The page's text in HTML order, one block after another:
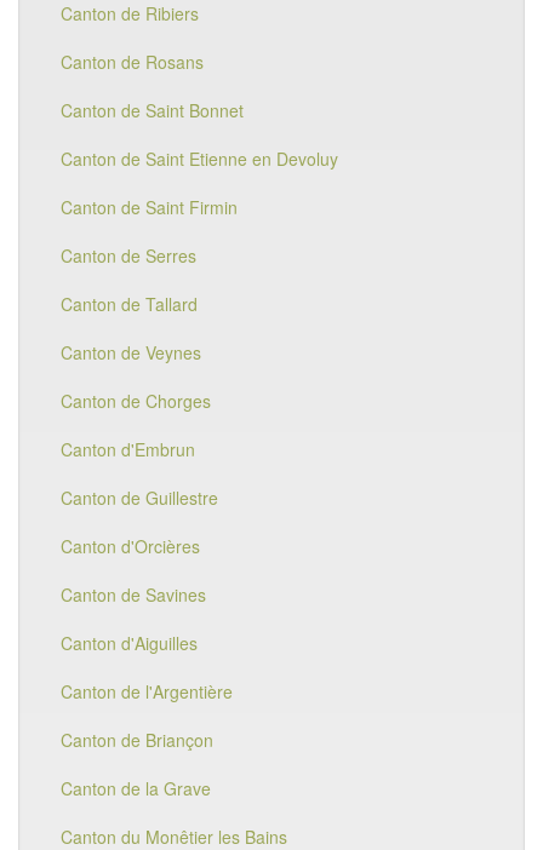
Canton de Ribiers
Canton de Rosans
Canton de Saint Bonnet
Canton de Saint Etienne en Devoluy
Canton de Saint Firmin
Canton de Serres
Canton de Tallard
Canton de Veynes
Canton de Chorges
Canton d'Embrun
Canton de Guillestre
Canton d'Orcières
Canton de Savines
Canton d'Aiguilles
Canton de l'Argentière
Canton de Briançon
Canton de la Grave
Canton du Monêtier les Bains